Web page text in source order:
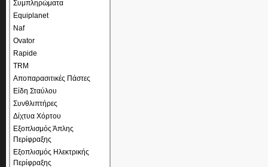
Συμπληρώματα
Equiplanet
Naf
Ovator
Rapide
TRM
Αποπαρασιτικές Πάστες
Είδη Σταύλου
Συνθλιπτήρες
Δίχτυα Χόρτου
Εξοπλισμός Άπλης
Περίφραξης
Εξοπλισμός Ηλεκτρικής
Περίφραξης